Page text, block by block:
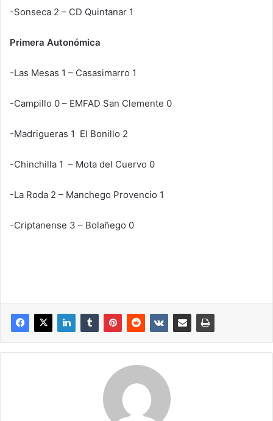
-Sonseca 2 – CD Quintanar 1
Primera Autonómica
-Las Mesas 1 – Casasimarro 1
-Campillo 0 – EMFAD San Clemente 0
-Madrigueras 1 El Bonillo 2
-Chinchilla 1 – Mota del Cuervo 0
-La Roda 2 – Manchego Provencio 1
-Criptanense 3 – Bolañego 0